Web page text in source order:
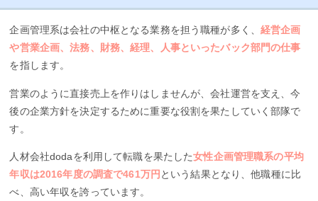
企画管理系は会社の中枢となる業務を担う職種が多く、経営企画
や営業企画、法務、財務、経理、人事といったバック部門の仕事
を指します。
営業のように直接売上を作りはしませんが、会社運営を支え、今
後の企業方針を決定するために重要な役割を果たしていく部隊で
す。
人材会社dodaを利用して転職を果たした女性企画管理職系の平均
年収は2016年度の調査で461万円 という結果となり、他職種に比
べ、高い年収を誇っています。